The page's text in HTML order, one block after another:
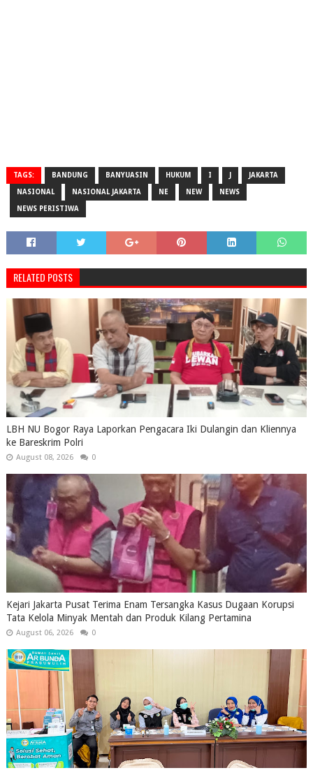
TAGS: BANDUNG BANYUASIN HUKUM I JAKARTA
NASIONAL NASIONAL JAKARTA NE NEW NEWS
NEWS PERISTIWA
RELATED POSTS
LBH NU Bogor Raya Laporkan Pengacara Iki Dulangin dan Kliennya
ke Bareskrim Polri
August 08, 2026 0
Kejari Jakarta Pusat Terima Enam Tersangka Kasus Dugaan Korupsi
Tata Kelola Minyak Mentah dan Produk Kilang Pertamina
August 06, 2026 0